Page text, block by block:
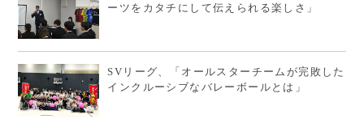
ーツをカタチにして伝えられる楽しさ」
SVリーグ、「オールスターチームが完敗した
インクルーシブなバレーボールとは」